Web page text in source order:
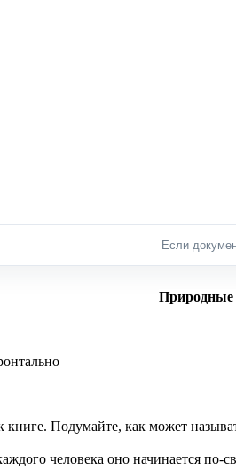
Если
Природные
Подумайте, как может
человека оно начинается